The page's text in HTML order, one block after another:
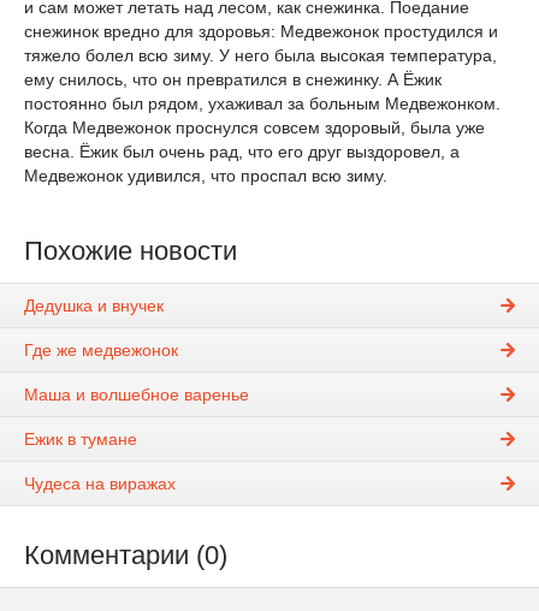
и сам может летать над лесом, как снежинка. Поедание
снежинок вредно для здоровья: Медвежонок простудился и
тяжело болел всю зиму. У него была высокая температура,
ему снилось, что он превратился в снежинку. А Ёжик
постоянно был рядом, ухаживал за больным Медвежонком.
Когда Медвежонок проснулся совсем здоровый, была уже
весна. Ёжик был очень рад, что его друг выздоровел, а
Медвежонок удивился, что проспал всю зиму.
Похожие новости
Дедушка и внучек
Где же медвежонок
Маша и волшебное варенье
Ежик в тумане
Чудеса на виражах
Комментарии (0)